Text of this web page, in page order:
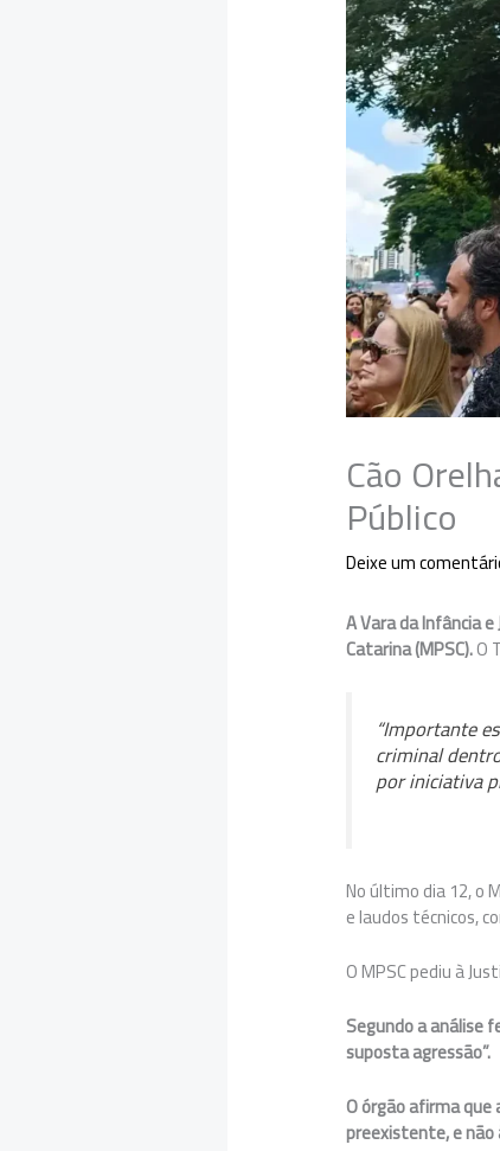
Cão
Público
Deixe um
A Vara da Infância
Catarina (MPSC).O
“Importante
criminal
por iniciativa
No último dia 12, o
e laudos técnicos,
O MPSC pediu à
Segundo a análise
suposta agressão”.
O órgão afirma
preexistente, e não